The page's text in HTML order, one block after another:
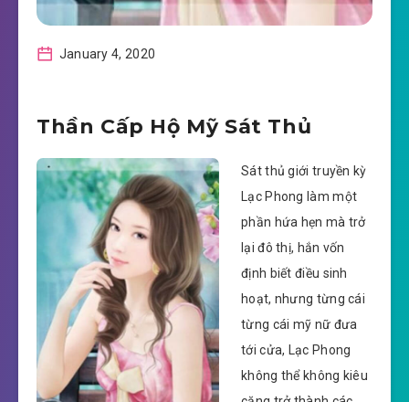
January 4, 2020
Thần Cấp Hộ Mỹ Sát Thủ
Sát thủ giới truyền kỳ
Lạc Phong làm một
phần hứa hẹn mà trở
lại đô thị, hắn vốn
định biết điều sinh
hoạt, nhưng từng cái
từng cái mỹ nữ đưa
tới cửa, Lạc Phong
không thể không kiêu